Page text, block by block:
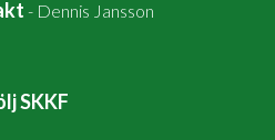
- Dennis Jansson
SKKF